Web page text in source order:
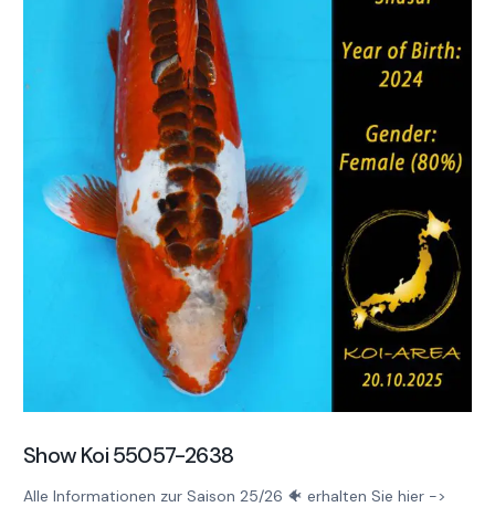
Show Koi 55057-2638
Alle Informationen zur Saison 25/26 🐠 erhalten Sie hier ->